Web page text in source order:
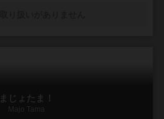
まじょたま！
Majo Tama